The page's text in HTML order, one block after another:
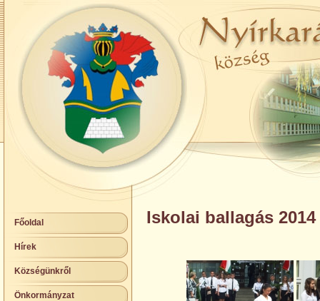
Főoldal
Hírek
Községünkről
Önkormányzat
Iskolai ballagás 2014